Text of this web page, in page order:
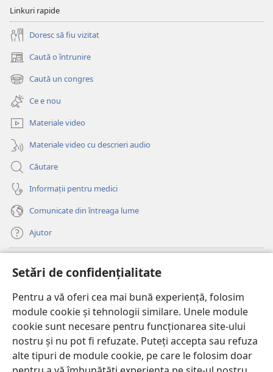
Setări de confidențialitate
Pentru a vă oferi cea mai bună experiență, folosim
module cookie și tehnologii similare. Unele module
cookie sunt necesare pentru funcționarea site-ului
nostru și nu pot fi refuzate. Puteți accepta sau refuza
alte tipuri de module cookie, pe care le folosim doar
Linkuri rapide
Doresc să fiu vizitat
Caută o întrunire
(se
deschide
o
fereastră
nouă)
Caută un congres
(se
deschide
o
fereastră
nouă)
Ce e nou
Materiale video
Materiale video cu descrieri audio
Căutare
Informații pentru medici
Comunicate din întreaga lume
Ajutor
(se
deschide
o
fereastră
nouă)
Watchtower – BIBLIOTECĂ ONLINE™
(se
deschide
o
fereastră
JW Hub ®
(se
deschide
o
fereastră
JW Library®